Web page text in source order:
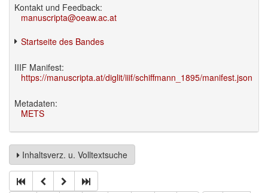
Kontakt und Feedback:
manuscripta@oeaw.ac.at
Startseite des Bandes
IIIF Manifest:
https://manuscripta.at/diglit/iiif/schiffmann_1895/manifest.json
Metadaten:
METS
Inhaltsverz. u. Volltextsuche